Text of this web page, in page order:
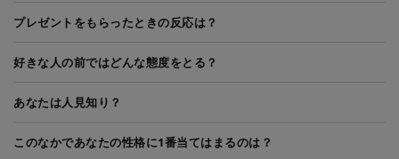
プレゼントをもらったときの反応は？
好きな人の前ではどんな態度をとる？
あなたは人見知り？
このなかであなたの性格に1番当てはまるのは？